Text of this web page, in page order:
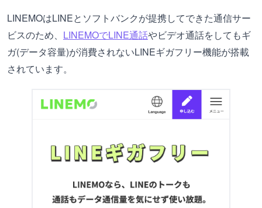
LINEMOはLINEとソフトバンクが提携してできた通信サー
ビスのため、 LINEMOでLINE通話やビデオ通話をしてもギ
ガ(データ容量)が消費されないLINEギガフリー機能が搭載
されています。